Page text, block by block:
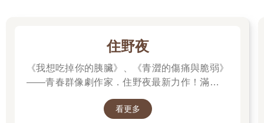
住野夜
《我想吃掉你的胰臟》、《青澀的傷痛與脆弱》
——青春群像劇作家．住野夜最新力作！滿是錯
「重啟」小說！我想要，讓死黨向我告白。然
看更多